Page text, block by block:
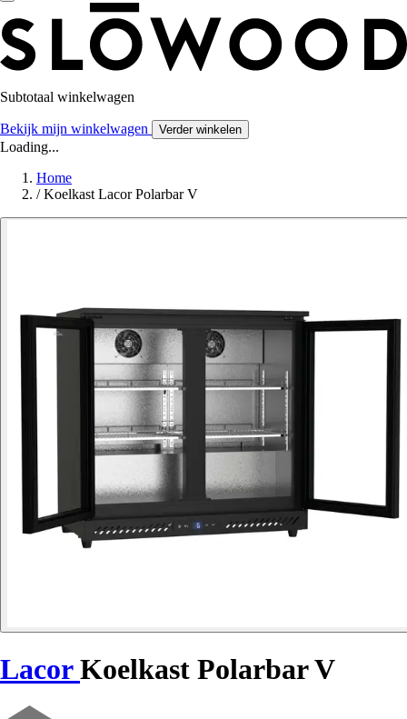
Subtotaal winkelwagen
Bekijk mijn winkelwagen Verder winkelen
Loading...
Home
/ Koelkast Lacor Polarbar V
LacorKoelkast Polarbar V